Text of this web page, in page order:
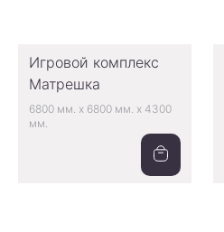
Игровой комплекс
Матрешка
6800 мм. x 6800 мм. x 4300
мм.